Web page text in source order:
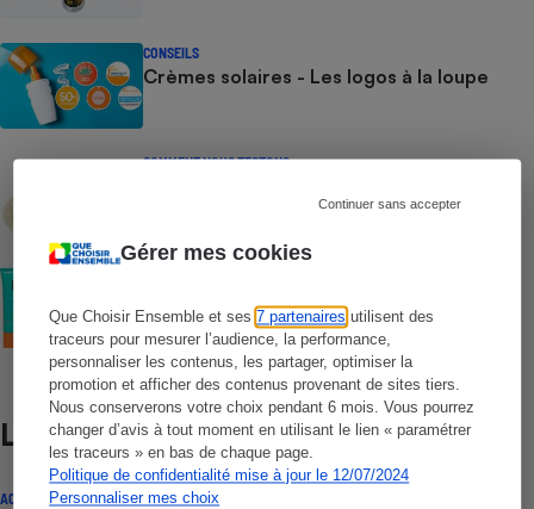
Gérer mes cookies
Que Choisir Ensemble et ses7 partenaires utilisent des
traceurs pour mesurer l’audience, la performance,
personnaliser les contenus, les partager, optimiser la
promotion et afficher des contenus provenant de sites tiers.
Nous conserverons votre choix pendant 6 mois. Vous pourrez
changer d’avis à tout moment en utilisant le lien « paramétrer
les traceurs » en bas de chaque page.
Politique de confidentialité mise à jour le 12/07/2024
Personnaliser mes choix
Continuer sans accepter
CONSEILS
Crèmes solaires - Les logos à la loupe
COMMENT NOUS TESTONS
Lire aussi
ACTUALITÉ